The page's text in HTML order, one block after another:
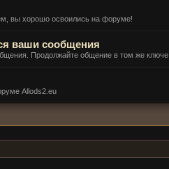
вы хорошо освоились на форуме!
ваши сообщения
Продолжайте общение в том же ключе.
Allods2.eu